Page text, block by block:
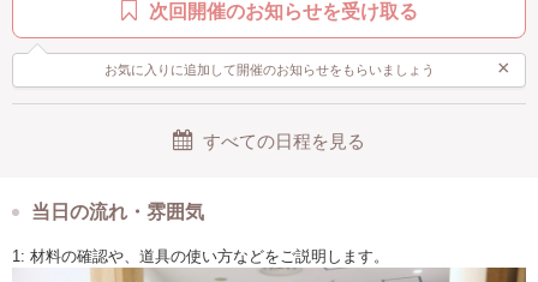
次回開催のお知らせを受け取る
お気に入りに追加して開催のお知らせをもらいましょう ×
すべての日程を見る
当日の流れ・雰囲気
1: 材料の確認や、道具の使い方などをご説明します。